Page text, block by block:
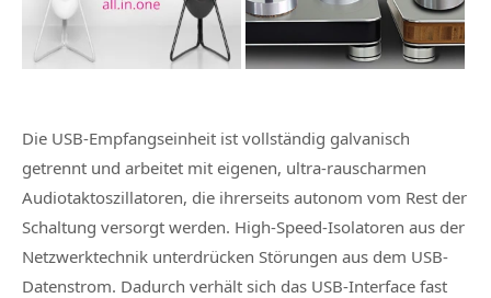
Die USB-Empfangseinheit ist vollständig galvanisch
getrennt und arbeitet mit eigenen, ultra-rauscharmen
Audiotaktoszillatoren, die ihrerseits autonom vom Rest der
Schaltung versorgt werden. High-Speed-Isolatoren aus der
Netzwerktechnik unterdrücken Störungen aus dem USB-
Datenstrom. Dadurch verhält sich das USB-Interface fast